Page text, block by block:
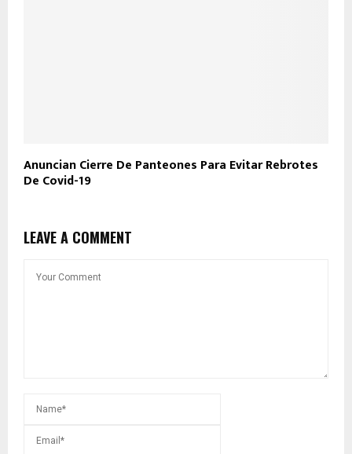
Anuncian Cierre De Panteones Para Evitar Rebrotes
De Covid-19
LEAVE A COMMENT